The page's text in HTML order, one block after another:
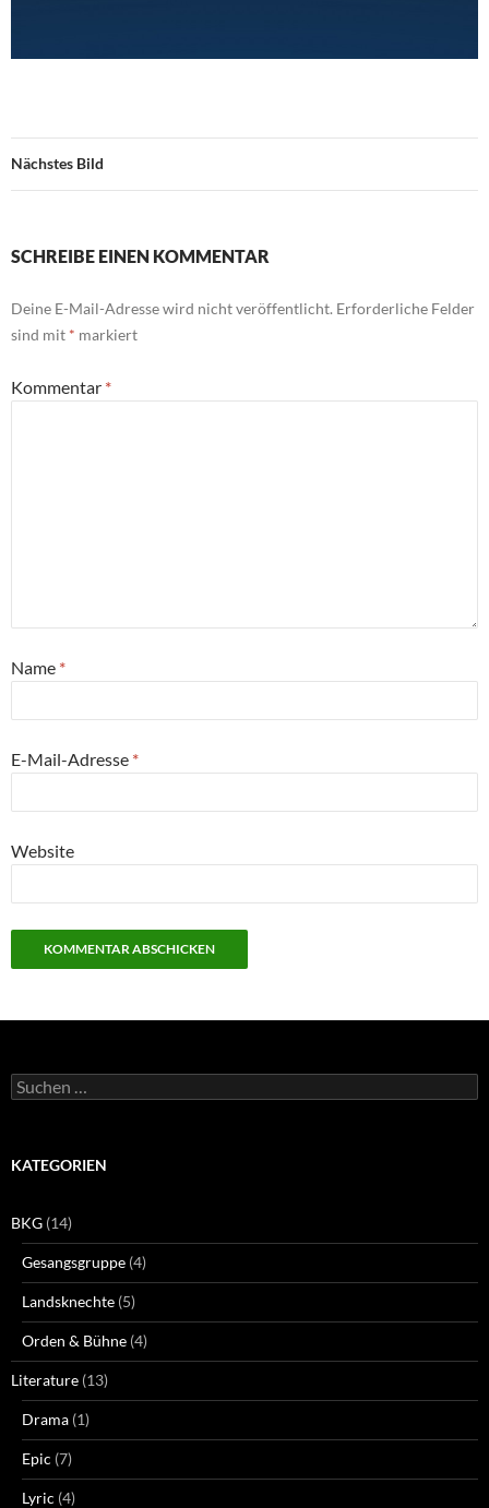
Nächstes Bild
SCHREIBE EINEN KOMMENTAR
Deine E-Mail-Adresse wird nicht veröffentlicht. Erforderliche Felder
sind mit * markiert
Kommentar *
Name *
E-Mail-Adresse *
Website
Suchen
nach:
KATEGORIEN
BKG (14)
Gesangsgruppe (4)
Landsknechte (5)
Orden & Bühne (4)
Literature (13)
Drama (1)
Epic (7)
Lyric (4)